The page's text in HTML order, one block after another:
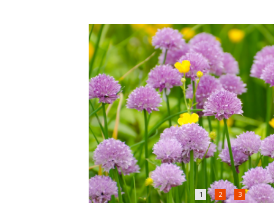
1 2 3